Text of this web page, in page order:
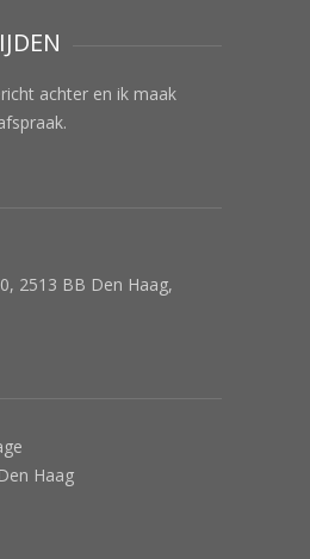
achter en ik maak
2513 BB Den Haag,
Haag